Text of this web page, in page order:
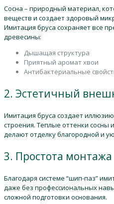
Сосна – природный материал,
веществ и создает здоровый
Имитация бруса сохраняет все
древесины:
Дышащая структура
Приятный аромат хвои
Антибактериальные
2. Эстетичный
Имитация бруса создает
строения. Теплые оттенки сосны
делают отделку благородной и
3. Простота монтажа
Благодаря системе “шип-паз”
даже без профессиональных
сложной подготовки основания.